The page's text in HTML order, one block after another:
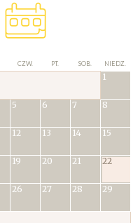
CZW. PT. SOB. NIEDZ.
1
5 6 7 8
12 13 14 15
19 20 21 22
26 27 28 29